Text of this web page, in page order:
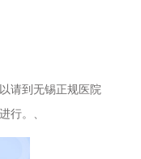
请到无锡正规医院
行。、